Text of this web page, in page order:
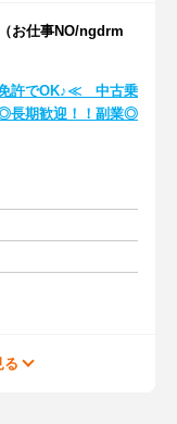
お仕事NO/ngdrm
免許でOK♪≪ 中古乗
長期歓迎！！副業◎
る